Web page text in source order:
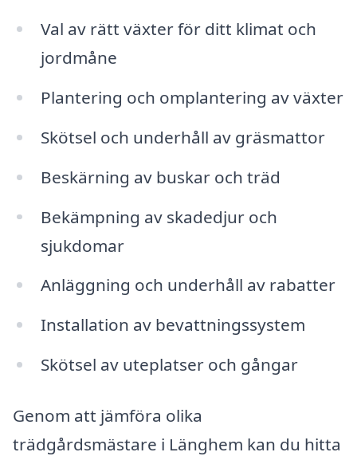
Val av rätt växter för ditt klimat och
jordmåne
Plantering och omplantering av växter
Skötsel och underhåll av gräsmattor
Beskärning av buskar och träd
Bekämpning av skadedjur och
sjukdomar
Anläggning och underhåll av rabatter
Installation av bevattningssystem
Skötsel av uteplatser och gångar
Genom att jämföra olika
trädgårdsmästare i Länghem kan du hitta